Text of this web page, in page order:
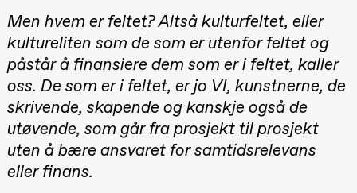
Andreas
Bolm
SUBJOYRIDE
Store scene
(Black Box
Saturday, 12 September
15:00
Yuri
Umemoto /​
Oslo
Sinfonietta /​
20.–29. august 2026
❶ Premiere
Men hvem er feltet? Altså kulturfeltet, eller
kultureliten som de som er utenfor feltet og
påstår å finansiere dem som er i feltet, kaller
oss. De som er i feltet, er jo VI, kunstnerne, de
skrivende, skapende og kanskje også de
utøvende, som går fra prosjekt til prosjekt
uten å bære ansvaret for samtidsrelevans
eller finans.